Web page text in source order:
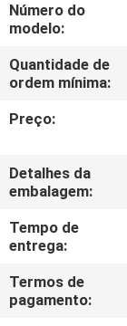
EXCURSÃO
DA
FÁBRICA
DA
QUALIDADE
NOS
Número do
modelo:
Quantidade de
ordem mínima:
Preço:
Detalhes da
embalagem:
Tempo de
entrega:
Termos de
pagamento: